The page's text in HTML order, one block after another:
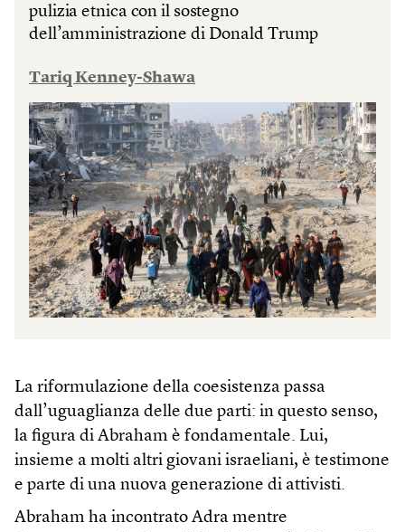
pulizia etnica con il sostegno
dell’amministrazione di Donald Trump
Tariq Kenney-Shawa
La riformulazione della coesistenza passa
dall’uguaglianza delle due parti: in questo senso,
la figura di Abraham è fondamentale. Lui,
insieme a molti altri giovani israeliani, è testimone
e parte di una nuova generazione di attivisti.
Abraham ha incontrato Adra mentre